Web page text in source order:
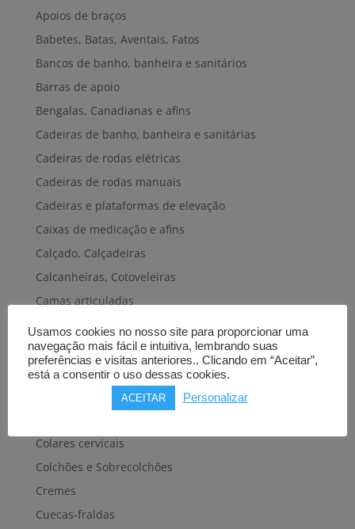
Apoios de braços
Babetes, Batas, Aventais, Fatos
Bancos de banho, banheira e sanitários
Barras de apoio
Bengalas, Canadianas e afins
Cadeiras de banho, banheira e sanitárias
Cadeiras de rodas elétricas
Cadeiras de rodas manuais
Cadeiras e plataformas de elevação
Caixas de medicação e afins
Calçado, Calçadeiras
Calcanheiras, Cotoveleiras
Camas articuladas
Carros hospitalares
Cestas, Arneses
Cintas e Faixas
Cintos, Coletes e afins
Colares cervicais
Colchões e Sobrecolchões
Cremes
Cuecas-fraldas
Usamos cookies no nosso site para proporcionar uma
navegação mais fácil e intuitiva, lembrando suas
preferências e visitas anteriores.. Clicando em “Aceitar”,
está a consentir o uso dessas cookies.
ACEITAR Personalizar